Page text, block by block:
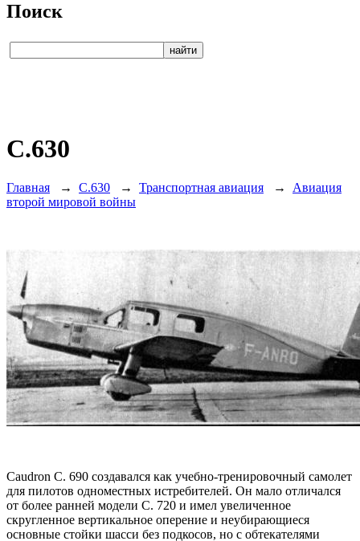
Поиск
C.630
Главная → C.630 → Транспортная авиация → Авиация
второй мировой войны
Caudron C. 690 создавался как учебно-тренировочный самолет
для пилотов одноместных истребителей. Он мало отличался
от более ранней модели С. 720 и имел увеличенное
скругленное вертикальное оперение и неубирающиеся
основные стойки шасси без подкосов, но с обтекателями